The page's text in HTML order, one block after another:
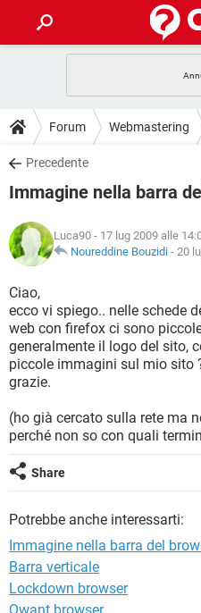
INTRATTENIMENTO
iOS
INSTAGRAM
TIKTOK
HARDWARE
GUIDE
COVID-19
INSTAGRAM
TIKTOK
HARDWARE
DOWNLOAD
COVID-19
INTRATTENIMENTO
iOS
INSTAGRAM
TIKTOK
HARDWARE
COVID-19
INTRATTENIMENTO
iOS
INSTAGRAM
TIKTOK
HARDWARE
GLOSSARIO
COVID-19
INTRATTENIMENTO
iOS
INSTAGRAM
HARDWARE
Forum Webmastering
Precedente
Immagine nella barra
Luca90 - 17 lug 2009 alle
Noureddine Bouzidi - 20
Ciao,
ecco vi spiego.. nelle schede
web con firefox ci sono
generalmente il logo del sito,
piccole immagini sul mio sito
grazie.
(ho già cercato sulla rete ma
perché non so con quali
Share
Potrebbe anche interessarti:
Immagine nella barra del
Barra verticale
Lockdown browser